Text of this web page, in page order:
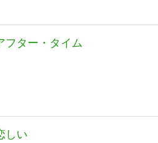
フター・タイム
しい